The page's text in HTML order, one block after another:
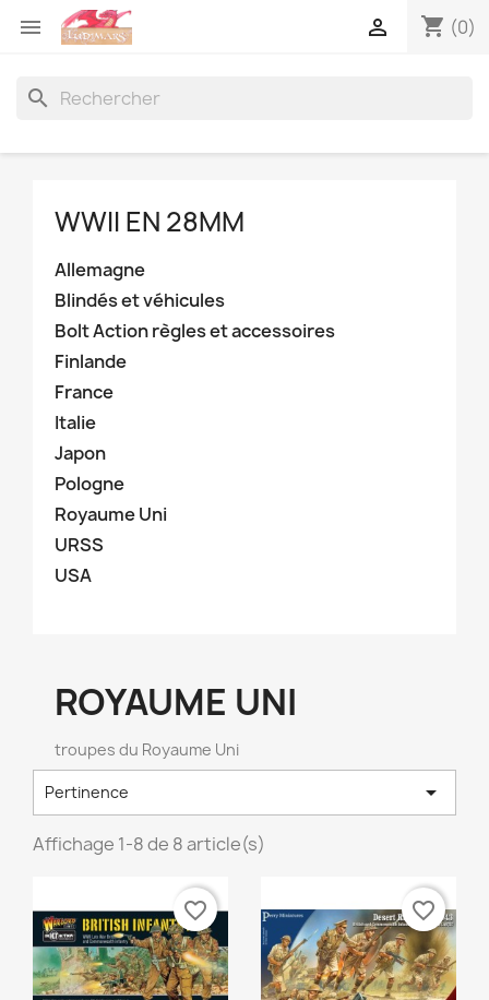
 shopping_cart (0)

search
WWII EN 28MM
Allemagne
Blindés et véhicules
Bolt Action règles et accessoires
Finlande
France
Italie
Japon
Pologne
Royaume Uni
URSS
USA
ROYAUME UNI
troupes du Royaume Uni
Pertinence 
Affichage 1-8 de 8 article(s)
favorite_border favorite_border